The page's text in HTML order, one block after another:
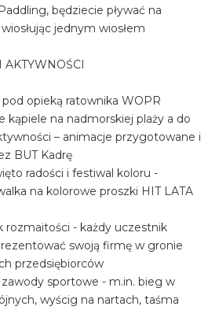
będziecie pływać na
jednym wiosłem
AKTYWNOŚCI
opieką ratownika WOPR
kąpiele na nadmorskiej plaży a do
– animacje przygotowane i
BUT Kadrę
radości i festiwal koloru -
na kolorowe proszki HIT LATA
rozmaitości - każdy uczestnik
swoją firmę w gronie
przedsiębiorców
sportowe - m.in. bieg w
wyścig na nartach, taśma